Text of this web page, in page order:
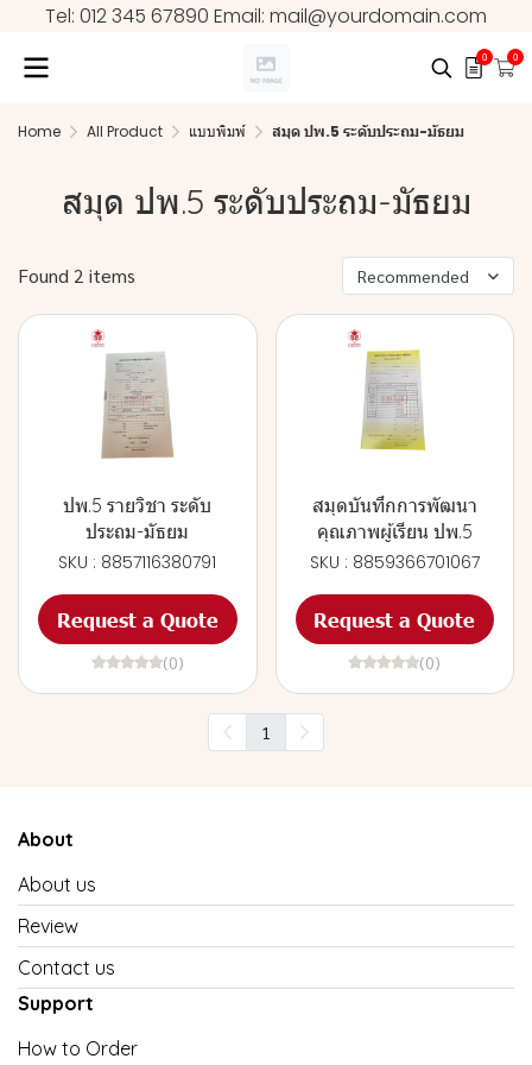
Tel: 012 345 67890 Email: mail@yourdomain.com
0 0
Home All Product แบบพิมพ์ สมุด ปพ.5 ระดับประถม-มัธยม
สมุด ปพ.5 ระดับประถม-มัธยม
Found 2 items Recommended
ปพ.5 รายวิชา ระดับ
ประถม-มัธยม
SKU : 8857116380791
Request a Quote
(0)
สมุดบันทึกการพัฒนา
คุณภาพผู้เรียน ปพ.5
SKU : 8859366701067
Request a Quote
(0)
1
About
About us
Review
Contact us
Support
How to Order